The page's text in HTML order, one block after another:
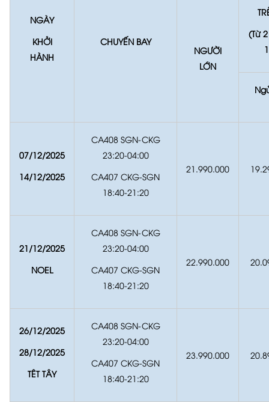
NGÀY
KHỞI
HÀNH
CHUYẾN BAY
NGƯỜI
LỚN
(Từ
07/12/2025
14/12/2025
CA408 SGN-CKG
23:20-04:00
CA407 CKG-SGN
18:40-21:20
21.990.000
21/12/2025
NOEL
CA408 SGN-CKG
23:20-04:00
CA407 CKG-SGN
18:40-21:20
22.990.000
26/12/2025
28/12/2025
TÊT TÂY
CA408 SGN-CKG
23:20-04:00
CA407 CKG-SGN
18:40-21:20
23.990.000